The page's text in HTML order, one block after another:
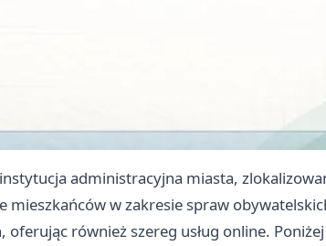
administracyjna miasta,
mieszkańców w zakresie spraw
oferując również szereg usług online.